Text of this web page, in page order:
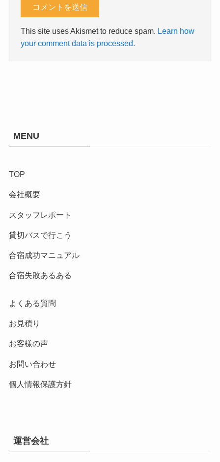
This site uses Akismet to reduce spam. Learn how
your comment data is processed.
MENU
TOP
会社概要
スタッフレポート
貸切バスで行こう
合宿成功マニュアル
合宿失敗あるある
よくある質問
お見積り
お客様の声
お問い合わせ
個人情報保護方針
運営会社